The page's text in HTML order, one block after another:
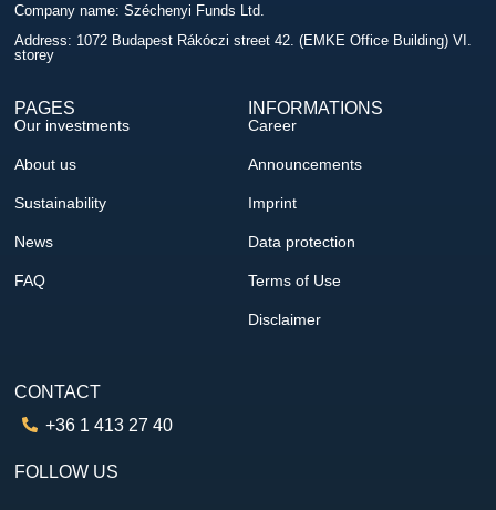
Company name: Széchenyi Funds Ltd.
Address: 1072 Budapest Rákóczi street 42. (EMKE Office Building) VI.
storey
PAGES
Our investments
About us
Sustainability
News
FAQ
INFORMATIONS
Career
Announcements
Imprint
Data protection
Terms of Use
Disclaimer
CONTACT
+36 1 413 27 40
FOLLOW US